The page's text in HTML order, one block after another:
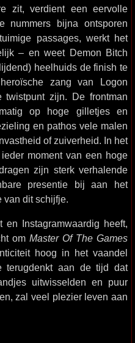
zit, verdient een eervolle
nummers bijna ontsporen
passages, werkt het
– en weet Demon Bitch
heelhuids de finish te
zang van Logon
twistpunt zijn. De frontman
op hoge gilletjes en
en pathos vele malen
of zuiverheid. In het
moment van een hoge
zijn sterk verhalende
presentie bij aan het
van dit schijfje.
Instagramwaardig heeft,
om Master Of The Games
hoog in het vaandel
terugdenkt aan de tijd dat
uitwisselden en puur
zal veel plezier leven aan